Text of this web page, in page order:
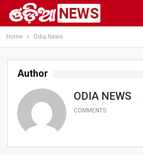
Home Odia News
Author
ODIA NEWS
COMMENTS